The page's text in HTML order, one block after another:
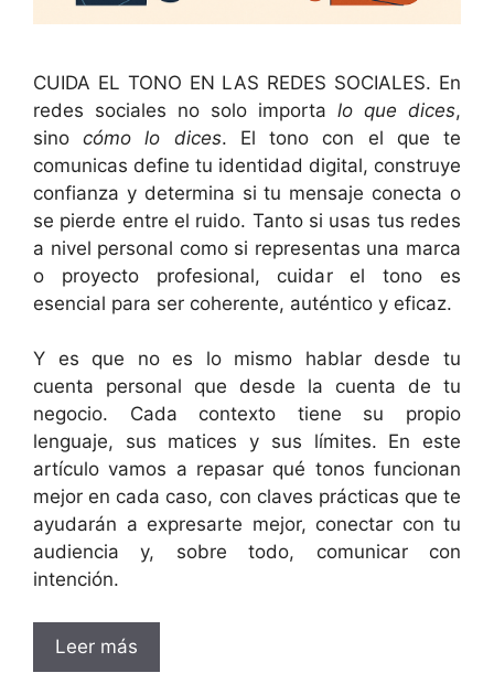
CUIDA EL TONO EN LAS REDES SOCIALES. En
redes sociales no solo importa lo que dices,
sinocómo lo dices. El tono con el que te
comunicas define tu identidad digital, construye
confianza y determina si tu mensaje conecta o
se pierde entre el ruido. Tanto si usas tus redes
a nivel personal como si representas una marca
o proyecto profesional, cuidar el tono es
esencial para ser coherente, auténtico y eficaz.
Y es que no es lo mismo hablar desde tu
cuenta personal que desde la cuenta de tu
negocio. Cada contexto tiene su propio
lenguaje, sus matices y sus límites. En este
artículo vamos a repasar qué tonos funcionan
mejor en cada caso, con claves prácticas que te
ayudarán a expresarte mejor, conectar con tu
audiencia y, sobre todo, comunicar con
intención.
Leer más